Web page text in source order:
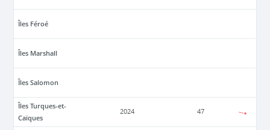
Îles Féroé
Îles Marshall
Îles Salomon
Îles Turques-et-
Caïques
2024 47